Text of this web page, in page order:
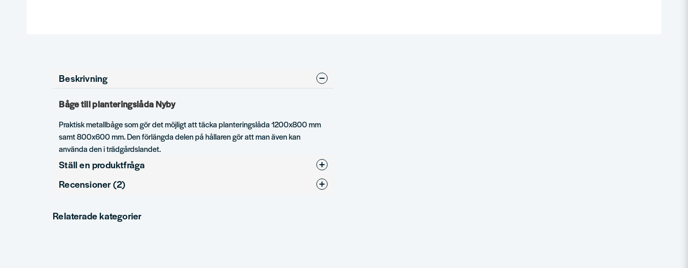
Beskrivning
Båge till planteringslåda Nyby
Praktisk metallbåge som gör det möjligt att täcka planteringslåda 1200x800 mm
samt 800x600 mm. Den förlängda delen på hållaren gör att man även kan
använda den i trädgårdslandet.
Ställ en produktfråga
question
Fråga oss något om denna produkten...
Recensioner (2)
Katrin
Relaterade kategorier